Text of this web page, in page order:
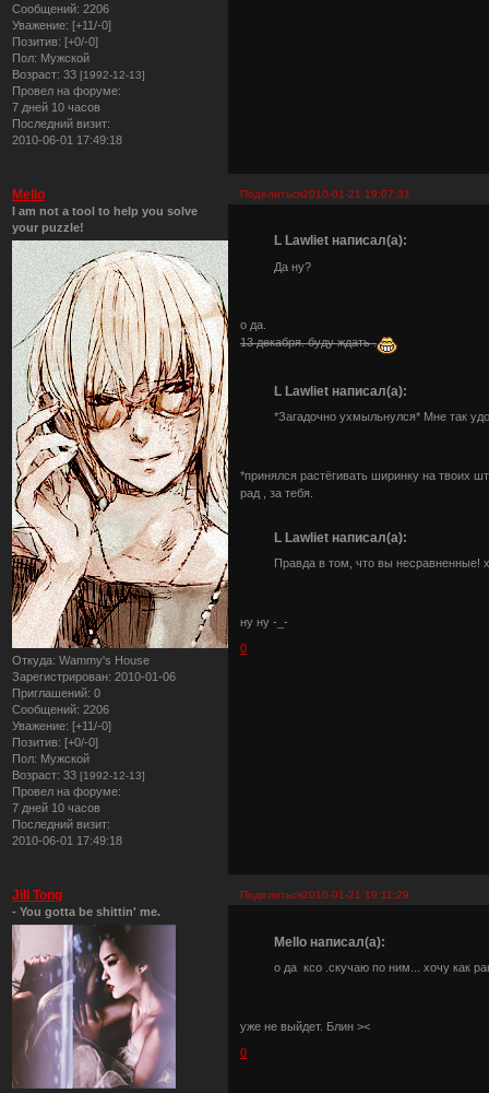
Сообщений: 2206
Уважение: [+11/-0]
Позитив: [+0/-0]
Пол: Мужской
Возраст: 33 [1992-12-13]
Провел на форуме:
7 дней 10 часов
Последний визит:
2010-06-01 17:49:18
Поделиться2010-01-21 19:07:31
Mello
I am not a tool to help you solve
your puzzle!
Откуда: Wammy's House
Зарегистрирован: 2010-01-06
Приглашений: 0
Сообщений: 2206
Уважение: [+11/-0]
Позитив: [+0/-0]
Пол: Мужской
Возраст: 33 [1992-12-13]
Провел на форуме:
7 дней 10 часов
Последний визит:
2010-06-01 17:49:18
L Lawliet написал(а):
Да ну?
о да.
13 декабря. буду ждать .
L Lawliet написал(а):
*Загадочно ухмыльнулся* Мне так
*принялся растёгивать ширинку на твоих
рад , за тебя.
L Lawliet написал(а):
Правда в том, что вы несравненные!
ну ну -_-
0
Поделиться2010-01-21 19:11:29
Jill Tong
- You gotta be shittin' me.
Mello написал(а):
о да ксо .скучаю по ним... хочу как
уже не выйдет. Блин ><
0